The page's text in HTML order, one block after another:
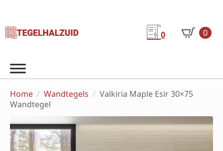
0 0
Home Wandtegels
Valkiria Maple Esir 30×75
Wandtegel